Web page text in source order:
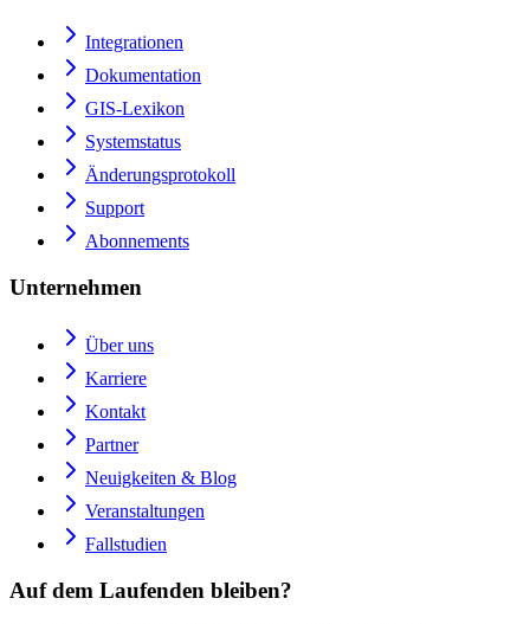
Integrationen
Dokumentation
GIS-Lexikon
Systemstatus
Änderungsprotokoll
Support
Abonnements
Unternehmen
Über uns
Karriere
Kontakt
Partner
Neuigkeiten & Blog
Veranstaltungen
Fallstudien
Auf dem Laufenden bleiben?